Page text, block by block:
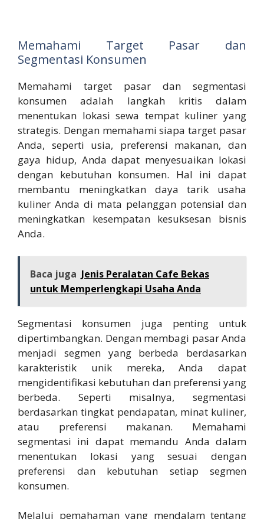
Memahami Target Pasar dan
Segmentasi Konsumen
Memahami target pasar dan segmentasi
konsumen adalah langkah kritis dalam
menentukan lokasi sewa tempat kuliner yang
strategis. Dengan memahami siapa target pasar
Anda, seperti usia, preferensi makanan, dan
gaya hidup, Anda dapat menyesuaikan lokasi
dengan kebutuhan konsumen. Hal ini dapat
membantu meningkatkan daya tarik usaha
kuliner Anda di mata pelanggan potensial dan
meningkatkan kesempatan kesuksesan bisnis
Anda.
Baca juga Jenis Peralatan Cafe Bekas
untuk Memperlengkapi Usaha Anda
Segmentasi konsumen juga penting untuk
dipertimbangkan. Dengan membagi pasar Anda
menjadi segmen yang berbeda berdasarkan
karakteristik unik mereka, Anda dapat
mengidentifikasi kebutuhan dan preferensi yang
berbeda. Seperti misalnya, segmentasi
berdasarkan tingkat pendapatan, minat kuliner,
atau preferensi makanan. Memahami
segmentasi ini dapat memandu Anda dalam
menentukan lokasi yang sesuai dengan
preferensi dan kebutuhan setiap segmen
konsumen.
Melalui pemahaman yang mendalam tentang